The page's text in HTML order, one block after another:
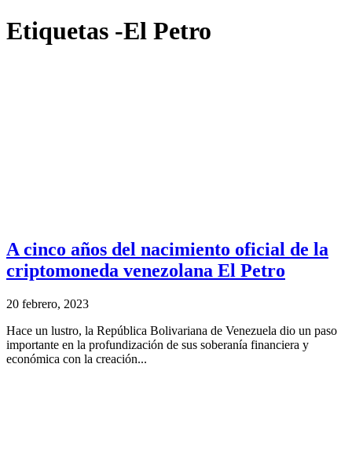
Etiquetas -El Petro
A cinco años del nacimiento oficial de la
criptomoneda venezolana El Petro
20 febrero, 2023
Hace un lustro, la República Bolivariana de Venezuela dio un paso
importante en la profundización de sus soberanía financiera y
económica con la creación...